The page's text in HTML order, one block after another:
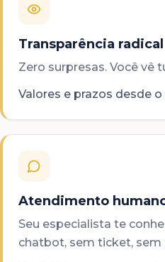
Transparência radical
Zero surpresas. Você vê
Valores e prazos desde o
Atendimento
Seu especialista te
chatbot, sem ticket, sem